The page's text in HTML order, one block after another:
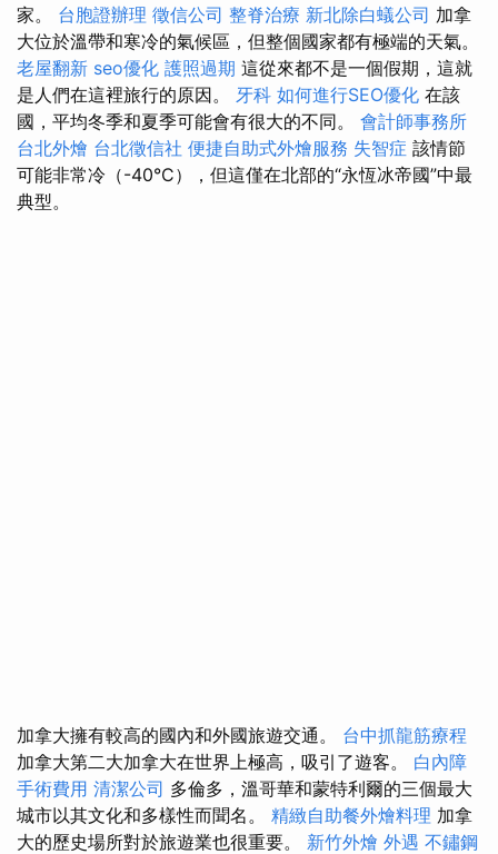
家。 台胞證辦理 徵信公司 整脊治療 新北除白蟻公司 加拿
大位於溫帶和寒冷的氣候區，但整個國家都有極端的天氣。
老屋翻新 seo優化 護照過期 這從來都不是一個假期，這就
是人們在這裡旅行的原因。 牙科 如何進行SEO優化 在該
國，平均冬季和夏季可能會有很大的不同。 會計師事務所
台北外燴 台北徵信社 便捷自助式外燴服務 失智症 該情節
可能非常冷（-40°C），但這僅在北部的“永恆冰帝國”中最
典型。
加拿大擁有較高的國內和外國旅遊交通。 台中抓龍筋療程
加拿大第二大加拿大在世界上極高，吸引了遊客。 白內障
手術費用 清潔公司 多倫多，溫哥華和蒙特利爾的三個最大
城市以其文化和多樣性而聞名。 精緻自助餐外燴料理 加拿
大的歷史場所對於旅遊業也很重要。 新竹外燴 外遇 不鏽鋼